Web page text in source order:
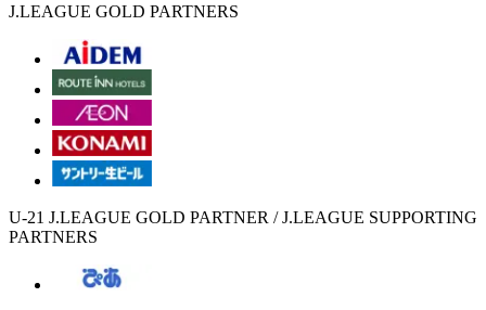
J.LEAGUE GOLD PARTNERS
U-21 J.LEAGUE GOLD PARTNER / J.LEAGUE SUPPORTING
PARTNERS